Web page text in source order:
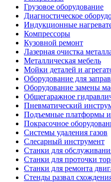
Грузовое оборудование
Диагностическое
Индукционные
Компрессоры
Кузовной ремонт
Лазерная очистка
Металлическая мебель
Мойки деталей и
Оборудование для
Оборудование замены
Общегаражное
Пневматический
Подъемные платформы
Покрасочное
Системы удаления газов
Слесарный инструмент
Станки для
Станки для проточки
Станки для ремонта
Стенды развал